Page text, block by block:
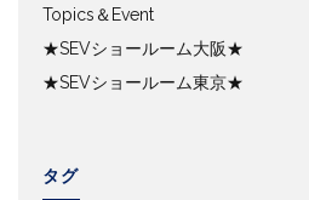
Topics＆Event
★SEVショールーム大阪★
★SEVショールーム東京★
タグ